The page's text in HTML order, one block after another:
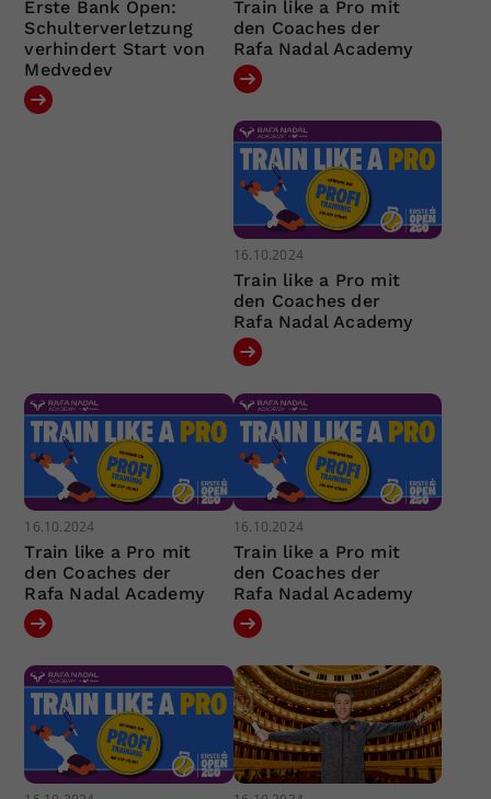
Erste Bank Open:
Schulterverletzung
verhindert Start von
Medvedev
Train like a Pro mit
den Coaches der
Rafa Nadal Academy
16.10.2024
Train like a Pro mit
den Coaches der
Rafa Nadal Academy
16.10.2024
Train like a Pro mit
den Coaches der
Rafa Nadal Academy
16.10.2024
Train like a Pro mit
den Coaches der
Rafa Nadal Academy